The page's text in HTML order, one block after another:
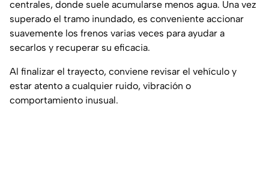
centrales, donde suele acumularse menos agua. Una vez
superado el tramo inundado, es conveniente accionar
suavemente los frenos varias veces para ayudar a
secarlos y recuperar su eficacia.
Al finalizar el trayecto, conviene revisar el vehículo y
estar atento a cualquier ruido, vibración o
comportamiento inusual.